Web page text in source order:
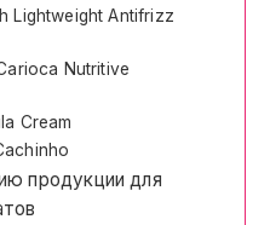
Lightweight Antifrizz
Nutritive
Cream
продукции для